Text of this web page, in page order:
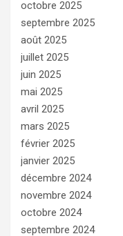
octobre 2025
septembre 2025
août 2025
juillet 2025
juin 2025
mai 2025
avril 2025
mars 2025
février 2025
janvier 2025
décembre 2024
novembre 2024
octobre 2024
septembre 2024